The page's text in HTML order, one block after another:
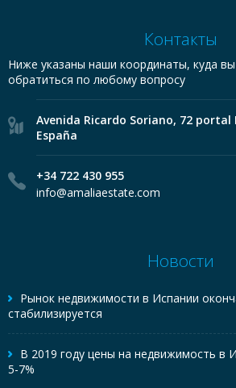
Контакты
Ниже указаны наши координаты, куда
обратиться по любому вопросу
Avenida Ricardo Soriano, 72 portal
España
+34 722 430 955
info@amaliaestate.com
Новости
Рынок недвижимости в Испании
стабилизируется
В 2019 году цены на недвижимость в
5-7%